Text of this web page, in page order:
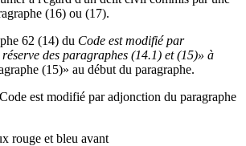
(16) ou (17).
62 (14) du Code est modifié par
des paragraphes (14.1) et (15)» à
(15)» au début du paragraphe.
est modifié par adjonction du paragraphe
rouge et bleu avant